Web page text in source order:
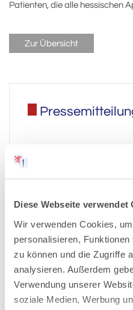
Diese Webseite verwendet
Wir verwenden Cookies,
personalisieren,
zu können und die Zugriffe
analysieren. Außerdem
Verwendung unserer
soziale Medien, Werbung
Patienten, die alle hessischen
Zur Übersicht
2024
2023
2022